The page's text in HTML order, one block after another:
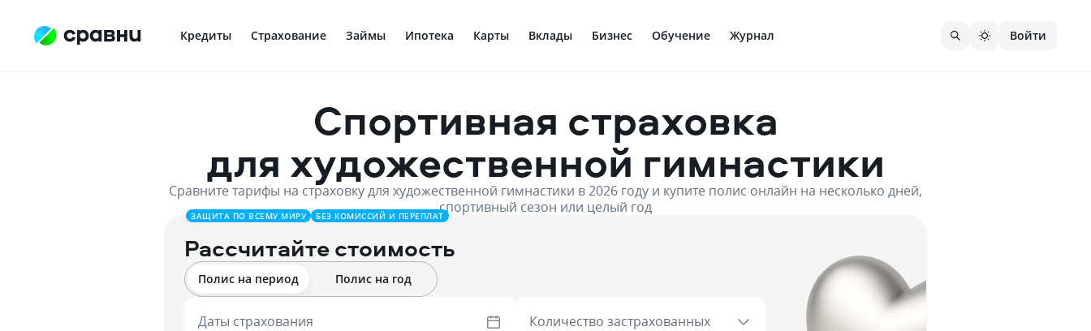
Кредиты Страхование Займы Ипотека Карты Вклады Бизнес Обучение Журнал Войти
Спортивная страховка
для художественной гимнастики
Сравните тарифы на страховку для художественной гимнастики в 2026 году и купите полис онлайн на несколько дней,
спортивный сезон или целый год
ЗАЩИТА ПО ВСЕМУ МИРУ БЕЗ КОМИССИЙ И ПЕРЕПЛАТ
Рассчитайте стоимость
Полис на период Полис на год
Даты страхования Количество застрахованных